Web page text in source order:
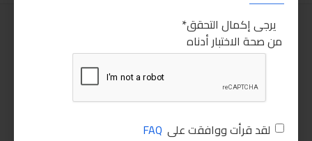
يرجى إكمال التحقق
من صحة الاختبار أدناه
لقد قرأت ووافقت على FAQ